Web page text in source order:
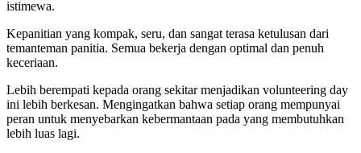
istimewa.
Kepanitian yang kompak, seru, dan sangat terasa ketulusan dari
temanteman panitia. Semua bekerja dengan optimal dan penuh
keceriaan.
Lebih berempati kepada orang sekitar menjadikan volunteering day
ini lebih berkesan. Mengingatkan bahwa setiap orang mempunyai
peran untuk menyebarkan kebermantaan pada yang membutuhkan
lebih luas lagi.